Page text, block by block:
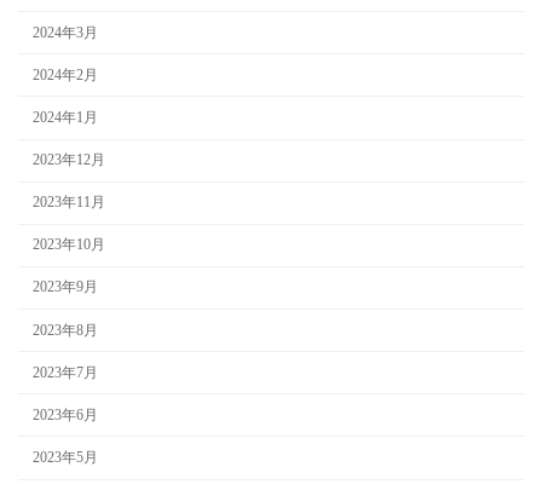
2024年3月
2024年2月
2024年1月
2023年12月
2023年11月
2023年10月
2023年9月
2023年8月
2023年7月
2023年6月
2023年5月